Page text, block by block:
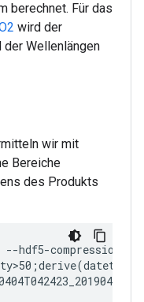
berechnet. Für das
wird der
Wellenlängen
wir mit
Bereiche
des Produkts
hdf5-compression 9